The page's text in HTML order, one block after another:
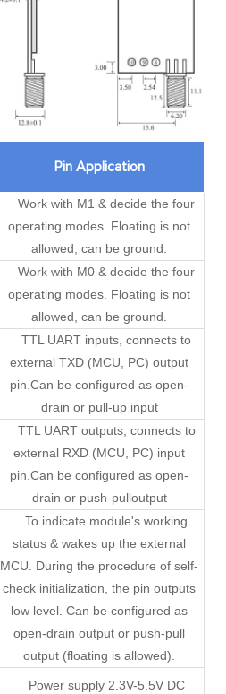
Pin Application
Work with M1 & decide the four
operating modes. Floating is not
allowed, can be ground.
Work with M0 & decide the four
operating modes. Floating is not
allowed, can be ground.
TTL UART inputs, connects to
external TXD (MCU, PC) output
pin.Can be configured as open-
drain or pull-up input
TTL UART outputs, connects to
external RXD (MCU, PC) input
pin.Can be configured as open-
drain or push-pulloutput
To indicate module's working
status & wakes up the external
MCU. During the procedure of self-
check initialization, the pin outputs
low level. Can be configured as
open-drain output or push-pull
output (floating is allowed).
Power supply 2.3V-5.5V DC